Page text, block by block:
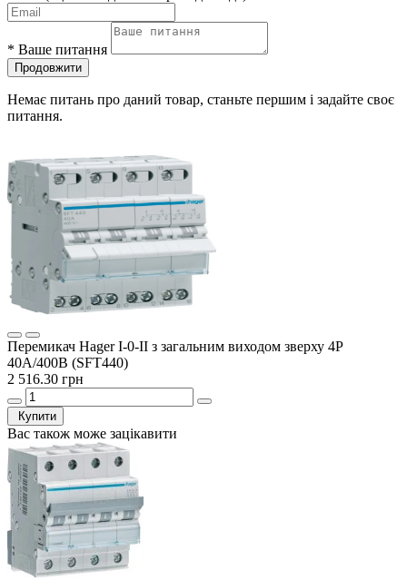
* Ваше питання
Продовжити
Немає питань про даний товар, станьте першим і задайте своє
питання.
Перемикач Hager I-0-II з загальним виходом зверху 4P
40А/400В (SFT440)
2 516.30 грн
Купити
Вас також може зацікавити